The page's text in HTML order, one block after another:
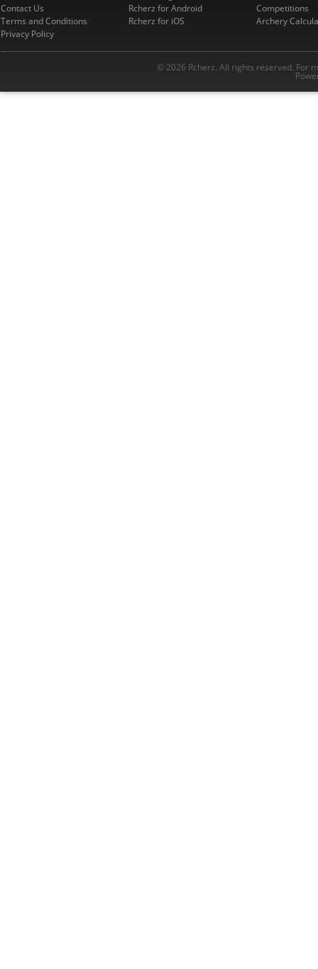
Contact Us
Terms and Conditions
Privacy Policy
Rcherz for Android
Rcherz for iOS
Competitions
Archery
© 2026 Rcherz. All rights reserved. For